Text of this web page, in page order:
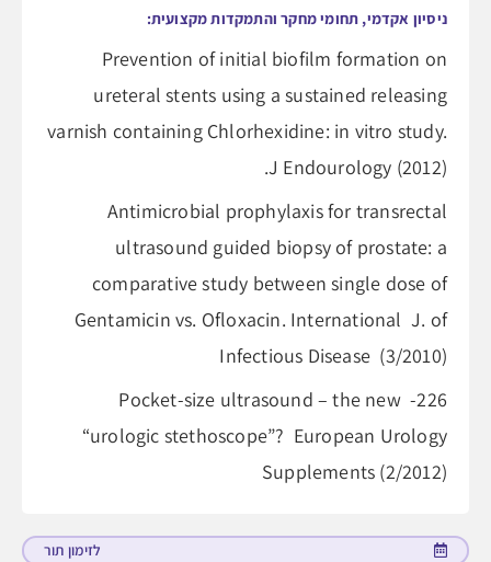
ניסיון אקדמי, תחומי מחקר והתמקדות מקצועית:
Prevention of initial biofilm formation on
ureteral stents using a sustained releasing
varnish containing Chlorhexidine: in vitro study.
J Endourology (2012).
Antimicrobial prophylaxis for transrectal
ultrasound guided biopsy of prostate: a
comparative study between single dose of
Gentamicin vs. Ofloxacin. International J. of
Infectious Disease (3/2010)
226- Pocket-size ultrasound – the new
“urologic stethoscope”? European Urology
Supplements (2/2012)
לזימון תור